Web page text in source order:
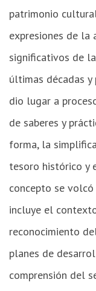
patrimonio
expresiones de la
significativos de
últimas décadas y
dio lugar a
de saberes y
forma, la
tesoro histórico y
concepto se
incluye el
reconocimiento
planes de
comprensión del